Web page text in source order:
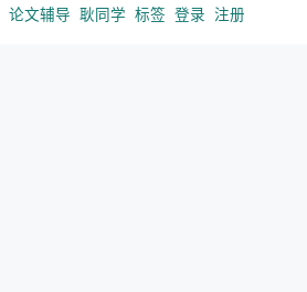
论文辅导 耿同学 标签 登录 注册